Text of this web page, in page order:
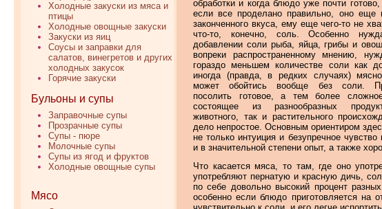
Холодные закуски из мяса и
птицы
Холодные овощные закуски
Закуски из яиц
Соусы и заправки для
салатов, винегретов и других
холодных закусок
Горячие закуски
Бульоны и супы
Заправочные супы
Прозрачные супы
Супы - пюре
Молочные супы
Супы из ягод и фруктов
Холодные овощные супы
Мясо
обработки и когда блюдо уже почти
если все проделано правильно, оно еще
законченного вкуса, ему еще чего-то не
что-то, конечно, соль. Особенно
добавлении соли рыба, яйца, грибы и
вопреки распространенному мнению,
гораздо меньшем количестве соли как
иногда (правда, в редких случаях)
может обойтись вообще без соли.
посолить готовое, а тем более
состоящее из разнообразных
животного, так и растительного
дело непростое. Основным ориентиром
не только интуиция и безупречное чувство
и в значительной степени опыт, а также
Что касается мяса, то там, где оно
употребляют пернатую и красную дичь,
по себе довольно высокий процент
особенно если блюдо приготовляется на